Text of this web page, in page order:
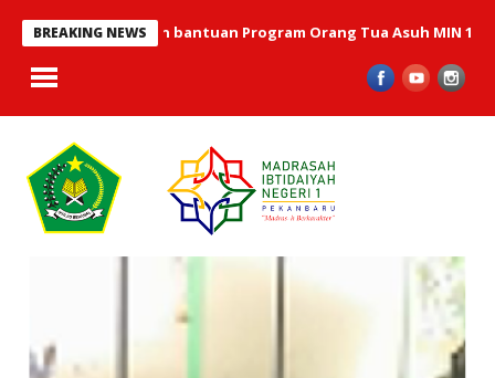
BREAKING NEWS
bantuan Program Orang Tua Asuh MIN 1 Pekanbaru